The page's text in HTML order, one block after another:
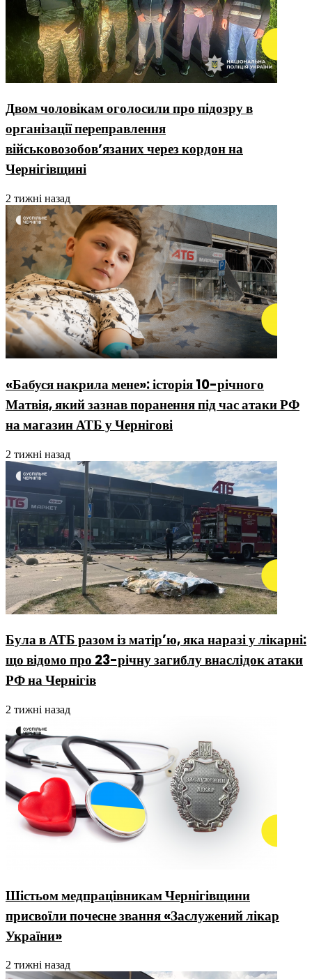
Двом чоловікам оголосили про підозру в
організації переправлення
військовозобовʼязаних через кордон на
Чернігівщині
2 тижні назад
«Бабуся накрила мене»: історія 10-річного
Матвія, який зазнав поранення під час атаки РФ
на магазин АТБ у Чернігові
2 тижні назад
Була в АТБ разом із матір’ю, яка наразі у лікарні:
що відомо про 23-річну загиблу внаслідок атаки
РФ на Чернігів
2 тижні назад
Шістьом медпрацівникам Чернігівщини
присвоїли почесне звання «Заслужений лікар
України»
2 тижні назад